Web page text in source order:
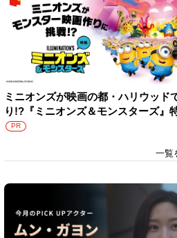
ミニオンズが映画の都・ハリウッド
り!?『ミニオンズ＆モンスターズ』
PR
一覧